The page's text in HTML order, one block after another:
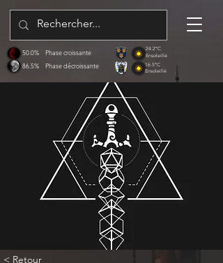
86.5%
50.0%
Phase décroissante
Phase croissante
24.2°C
Ensoleillé
16.5°C
Ensoleillé
< Retour